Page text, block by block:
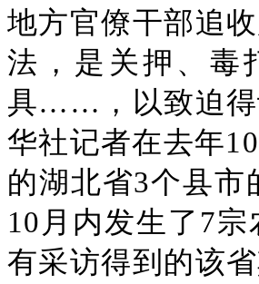
地方官僚干部追
法，是关押、毒
具……，以致迫得
华社记者在去年
的湖北省3个县市
10月内发生了7
有采访得到的该